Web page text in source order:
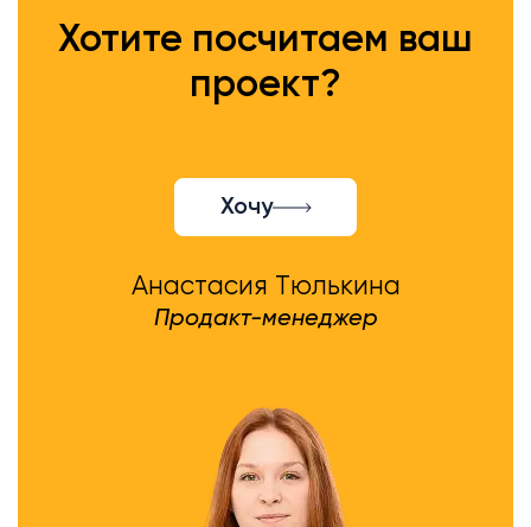
Хотите посчитаем ваш
проект?
Хочу
Анастасия Тюлькина
Продакт-менеджер